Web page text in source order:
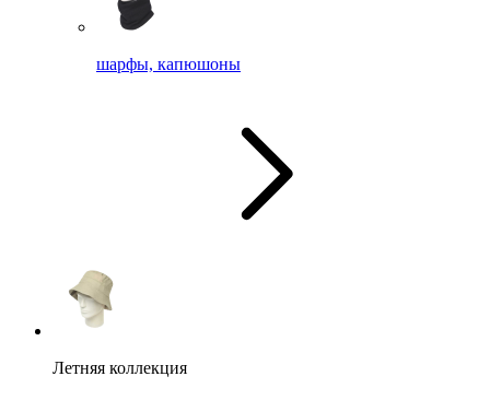
шарфы, капюшоны
Летняя коллекция